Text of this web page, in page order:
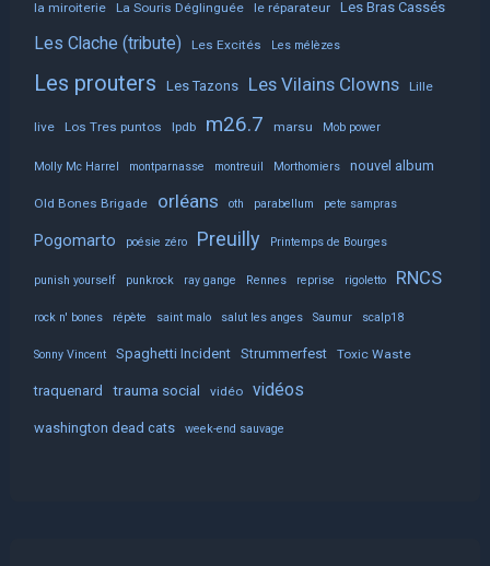
la miroiterie La Souris Déglinguée le réparateur Les Bras Cassés
Les Clache (tribute) Les Excités Les mélèzes
Les prouters Les Tazons Les Vilains Clowns Lille
live Los Tres puntos lpdb m26.7 marsu Mob power
Molly Mc Harrel montparnasse montreuil Morthomiers nouvel album
Old Bones Brigade orléans oth parabellum pete sampras
Pogomarto poésie zéro Preuilly Printemps de Bourges
punish yourself punkrock ray gange Rennes reprise rigoletto RNCS
rock n' bones répète saint malo salut les anges Saumur scalp18
Sonny Vincent Spaghetti Incident Strummerfest Toxic Waste
traquenard trauma social vidéo vidéos
washington dead cats week-end sauvage